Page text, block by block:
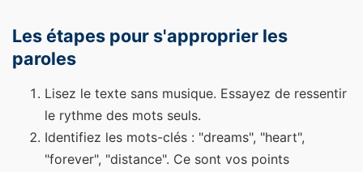
Les étapes pour s'approprier les
paroles
Lisez le texte sans musique. Essayez de ressentir
le rythme des mots seuls.
Identifiez les mots-clés : "dreams", "heart",
"forever", "distance". Ce sont vos points